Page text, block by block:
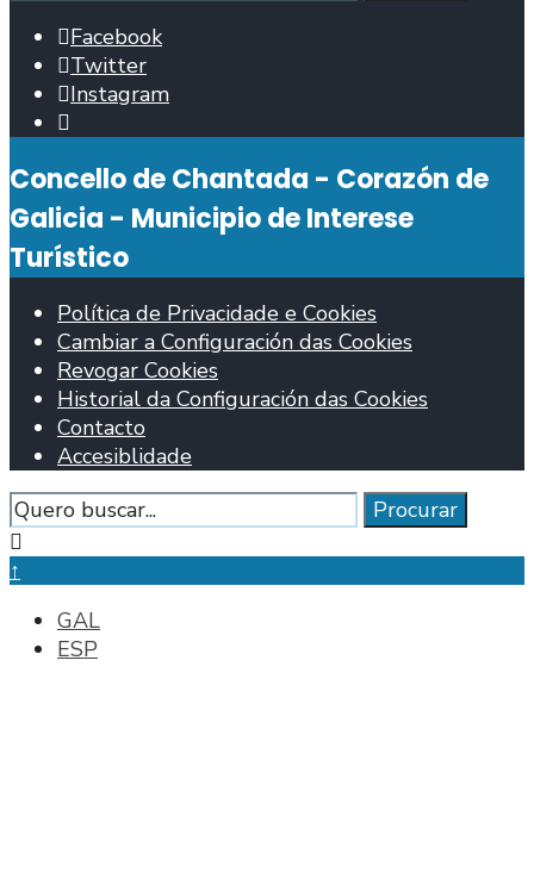
Facebook
Twitter
Instagram
de
busca
Concello de Chantada - Corazón de
Galicia - Municipio de Interese
Turístico
Política de Privacidade e Cookies
Cambiar a Configuración das Cookies
Revogar Cookies
Historial da Configuración das Cookies
Contacto
Accesiblidade
Procurar
Procurar
busca
↑
GAL
ESP